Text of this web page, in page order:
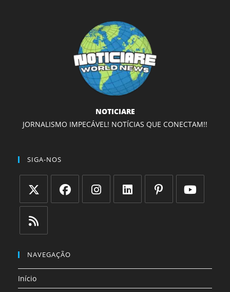
NOTICIARE
JORNALISMO IMPECÁVEL! NOTÍCIAS QUE CONECTAM!!
SIGA-NOS
Abre
em
uma
aba
aba
em
uma
nova
NAVEGAÇÃO
Início